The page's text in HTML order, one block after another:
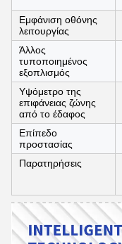
Εμφάνιση οθόνης
λειτουργίας
Άλλος
τυποποιημένος
εξοπλισμός
Υψόμετρο της
επιφάνειας ζώνης
από το έδαφος
Επίπεδο
προστασίας
Παρατηρήσεις